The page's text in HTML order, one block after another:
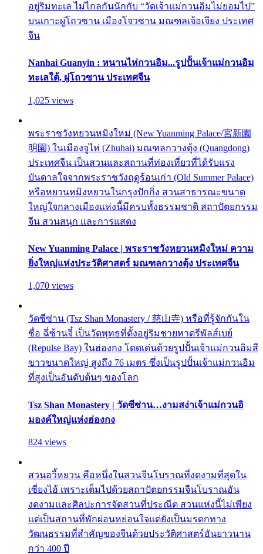
อยู่ริมทะเล ไม่ไกลกันนักกับ “วัดเจ้าแม่กวนอิมไม่ยอมไป”
บนเกาะผู่โถวซาน เมืองโจวซาน มณฑลเจ้อเจียง ประเทศ
จีน
Nanhai Guanyin : หนานไห่กวนอิม...รูปปั้นเจ้าแม่กวนอิม
ทะเลใต้, ผู่โถวซาน ประเทศจีน
1,025 views
พระราชวังหยวนหมิงใหม่ (New Yuanming Palace/宮新園
明園) ในเมืองจูไห่ (Zhuhai) มณฑลกวางตุ้ง (Quangdong)
ประเทศจีน เป็นสวนและสถานที่ท่องเที่ยวที่ได้รับแรง
บันดาลใจจากพระราชวังฤดูร้อนเก่า (Old Summer Palace)
หรือหยวนหมิงหยวนในกรุงปักกิ่ง สวนสาธารณะขนาด
ใหญ่ใจกลางเมืองแห่งนี้มีครบทั้งธรรมชาติ สถาปัตยกรรม
จีน สวนสนุก และการแสดง
New Yuanming Palace | พระราชวังหยวนหมิงใหม่ ความ
ยิ่งใหญ่แห่งประวัติศาสตร์ มณฑลกวางตุ้ง ประเทศจีน
1,070 views
วัดซีซ่าน (Tsz Shan Monastery / 慈山寺) หรือที่รู้จักกันใน
ชื่อ ฉี่ซ้านจี๋ เป็นวัดพุทธที่ตั้งอยู่ริมชายหาดรีพัลส์เบย์
(Repulse Bay) ในฮ่องกง โดดเด่นด้วยรูปปั้นเจ้าแม่กวนอิมสี
ขาวขนาดใหญ่ สูงถึง 76 เมตร ซึ่งเป็นรูปปั้นเจ้าแม่กวนอิม
ที่สูงเป็นอันดับต้นๆ ของโลก
Tsz Shan Monastery | วัดซีซ่าน…งามสง่าเจ้าแม่กวนอิ
มองค์ใหญ่แห่งฮ่องกง
824 views
สวนอวี้หยวน คือหนึ่งในสวนจีนโบราณที่งดงามที่สุดใน
เซี่ยงไฮ้ เพราะเต็มไปด้วยสถาปัตยกรรมจีนโบราณอัน
งดงามและศิลปะการจัดสวนที่ประณีต สวนแห่งนี้ไม่เพียง
แต่เป็นสถานที่พักผ่อนหย่อนใจแต่ยังเป็นมรดกทาง
วัฒนธรรมที่สำคัญของจีนด้วยประวัติศาสตร์อันยาวนาน
กว่า 400 ปี